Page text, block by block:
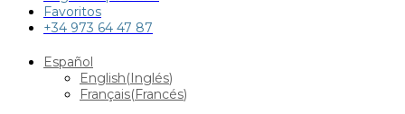
Favoritos
+34 973 64 47 87
Español
English(Inglés)
Français(Francés)